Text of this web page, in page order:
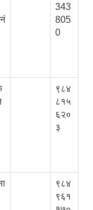
343
805
0
९८४
८१५
६२०
३
९८४
९६१